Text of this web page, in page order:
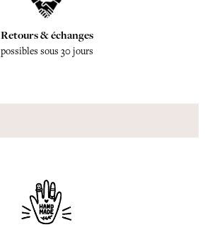
Retours & échanges
possibles sous 30 jours